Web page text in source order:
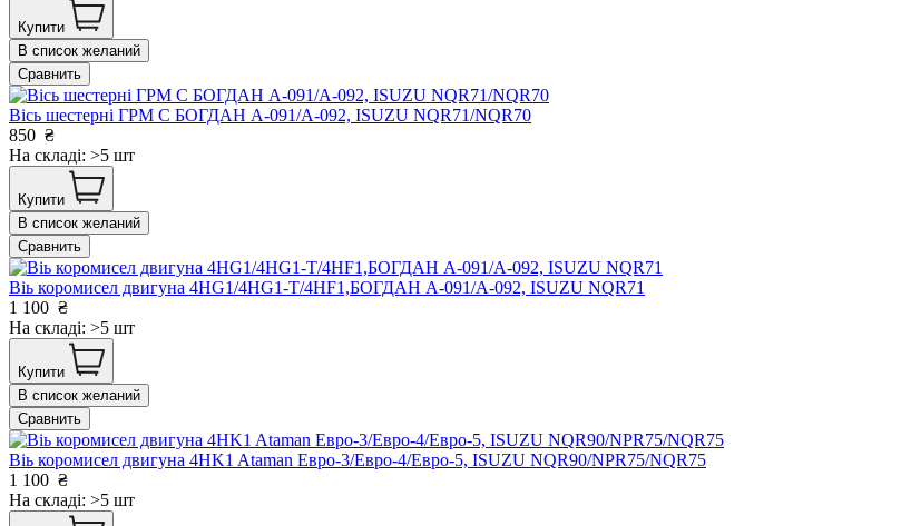
Купити
В список желаний
Сравнить
Вісь шестерні ГРМ С БОГДАН А-091/А-092, ISUZU NQR71/NQR70
850 ₴
На складі: >5 шт
Купити
В список желаний
Сравнить
Віь коромисел двигуна 4HG1/4HG1-T/4HF1,БОГДАН А-091/А-092, ISUZU NQR71
1 100 ₴
На складі: >5 шт
Купити
В список желаний
Сравнить
Віь коромисел двигуна 4HK1 Ataman Евро-3/Евро-4/Евро-5, ISUZU NQR90/NPR75/NQR75
1 100 ₴
На складі: >5 шт